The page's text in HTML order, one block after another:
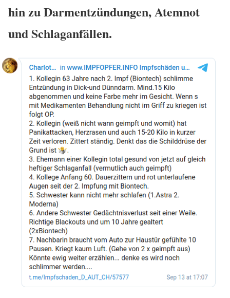
hin zu Darmentzündungen, Atemnot
und Schlaganfällen.